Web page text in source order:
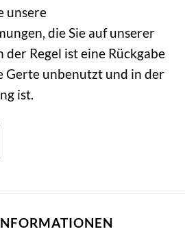
unsere
die Sie auf unserer
Regel ist eine Rückgabe
Gerte unbenutzt und in der
ist.